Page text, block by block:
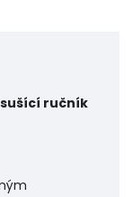
- sušící ručník